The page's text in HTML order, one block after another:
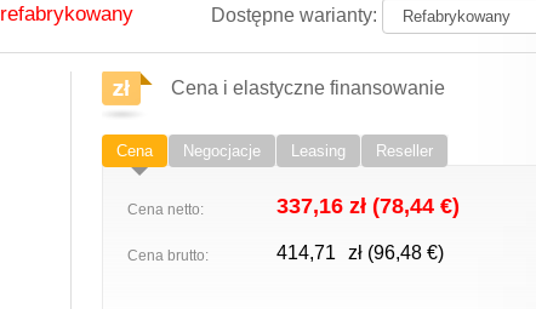
refabrykowany Dostępne warianty:
Cena i elastyczne finansowanie
Cena Negocjacje Leasing Reseller
Cena netto: 337,16 zł (78,44 €)
Cena brutto: 414,71 zł (96,48 €)